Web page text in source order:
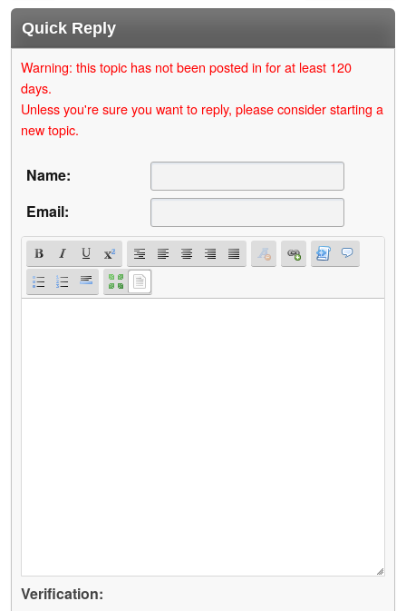
Quick Reply
Warning: this topic has not been posted in for at least 120
days.
Unless you're sure you want to reply, please consider starting a
new topic.
Name:
Email:
Verification: